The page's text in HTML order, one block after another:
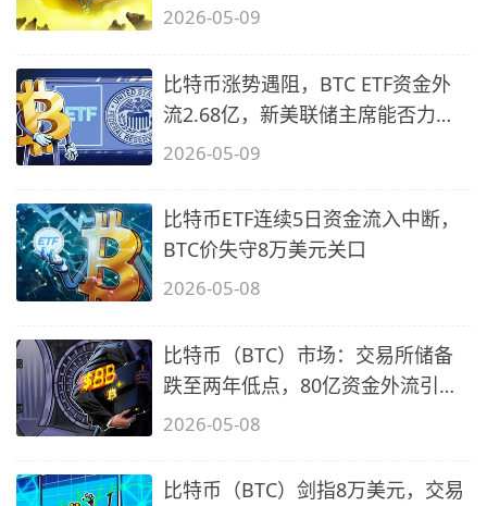
2026-05-09
比特币涨势遇阻，BTC ETF资金外
流2.68亿，新美联储主席能否力挽
狂澜？
2026-05-09
比特币ETF连续5日资金流入中断，
BTC价失守8万美元关口
2026-05-08
比特币（BTC）市场：交易所储备
跌至两年低点，80亿资金外流引关
注
2026-05-08
比特币（BTC）剑指8万美元，交易